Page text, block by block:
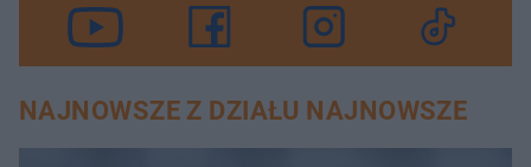
NAJNOWSZE Z DZIAŁU NAJNOWSZE